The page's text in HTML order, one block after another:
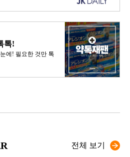
톡!
에! 필요한 것만 톡
전체 보기